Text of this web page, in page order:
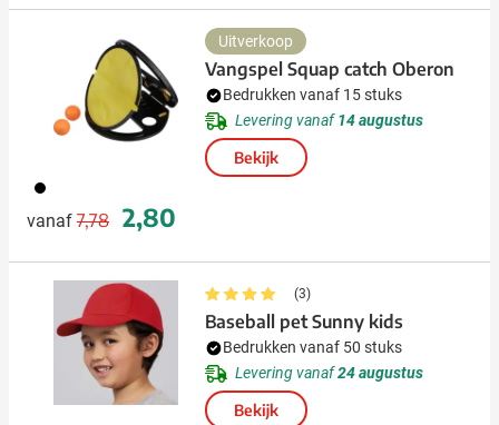
001
vanaf
Normale prijs
7,78
Speciale prijs
2,80
Uitverkoop
Vangspel Squap catch Oberon
Bedrukken vanaf 15 stuks
Levering vanaf14 augustus
Bekijk
(3)
Baseball pet Sunny kids
Bedrukken vanaf 50 stuks
Levering vanaf24 augustus
Bekijk